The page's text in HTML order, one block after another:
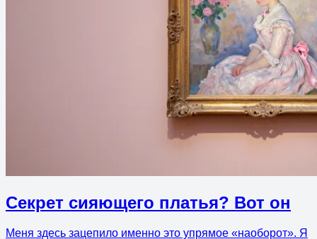
Секрет сияющего платья? Вот он
Меня здесь зацепило именно это упрямое «наоборот». Я